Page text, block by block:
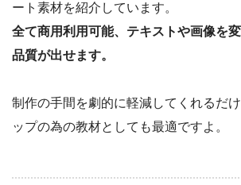
ート素材を紹介しています。
全て商用利用可能、テキストや画像を
品質が出せます。
制作の手間を劇的に軽減してくれるだ
ップの為の教材としても最適ですよ。